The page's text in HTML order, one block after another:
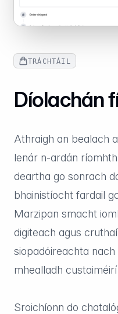
TRÁCHTÁIL
Díolachán
Athraigh an bealach
lenár n-ardán
deartha go sonrach
bhainistíocht fardail
Marzipan smacht
digiteach agus
siopadóireachta
mhealladh
Sroichíonn do